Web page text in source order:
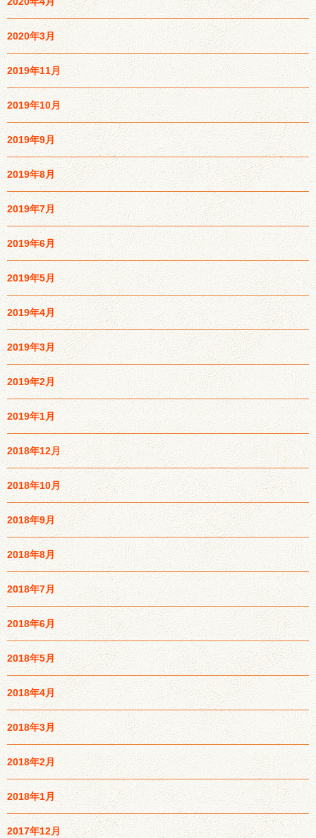
2020年3月
2019年11月
2019年10月
2019年9月
2019年8月
2019年7月
2019年6月
2019年5月
2019年4月
2019年3月
2019年2月
2019年1月
2018年12月
2018年10月
2018年9月
2018年8月
2018年7月
2018年6月
2018年5月
2018年4月
2018年3月
2018年2月
2018年1月
2017年12月